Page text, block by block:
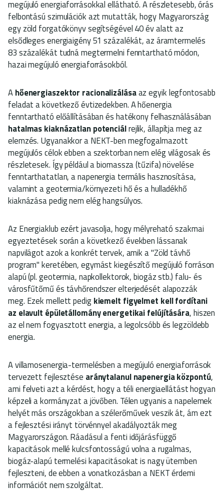
megújuló energiaforrásokkal ellátható. A részletesebb, órás
felbontású szimulációk azt mutatták, hogy Magyarország
egy zöld forgatókönyv segítségével 40 év alatt az
elsődleges energiaigény 51 százalékát, az áramtermelés
83 százalékát tudná megtermelni fenntartható módon,
hazai megújuló energiaforrásokból.
A hőenergiaszektor racionalizálásaaz egyik legfontosabb
feladat a következő évtizedekben. A hőenergia
fenntartható előállításában és hatékony felhasználásában
hatalmas kiaknázatlan potenciálrejlik, állapítja meg az
elemzés. Ugyanakkor a NEKT-ben megfogalmazott
megújulós célok ebben a szektorban nem elég világosak és
részletesek. Így például a biomassza (tűzifa) növelése
fenntarthatatlan, a napenergia termális hasznosítása,
valamint a geotermia/környezeti hő és a hulladékhő
kiaknázása pedig nem elég hangsúlyos.
Az Energiaklub ezért javasolja, hogy mélyreható szakmai
egyeztetések során a következő években lássanak
napvilágot azok a konkrét tervek, amik a "Zöld távhő
program" keretében, egymást kiegészítő megújuló forráson
alapú (pl. geotermia, napkollektorok, biogáz stb.) falu- és
városfűtőmű és távhőrendszer elterjedését alapozzák
meg. Ezek mellett pedig kiemelt figyelmet kell fordítani
az elavult épületállomány energetikai felújítására, hiszen
az el nem fogyasztott energia, a legolcsóbb és legzöldebb
energia.
A villamosenergia-termelésben a megújuló energiaforrások
tervezett fejlesztése aránytalanul napenergia központú,
ami felveti azt a kérdést, hogy a téli energiaellátást hogyan
képzeli a kormányzat a jövőben. Télen ugyanis a napelemek
helyét más országokban a szélerőművek veszik át, ám ezt
a fejlesztési irányt törvénnyel akadályozták meg
Magyarországon. Ráadásul a fenti időjárásfüggő
kapacitások mellé kulcsfontosságú volna a rugalmas,
biogáz-alapú termelési kapacitásokat is nagy ütemben
fejleszteni, de ebben a vonatkozásban a NEKT érdemi
információt nem szolgáltat.